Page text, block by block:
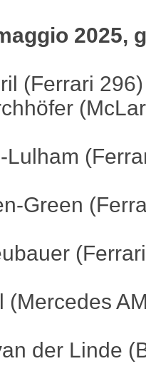
2025,
(Ferrari
Lulham
Green
(Mercedes
der Linde